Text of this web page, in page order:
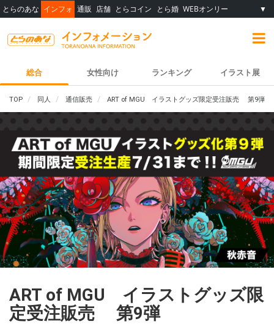
とらのあな インフォ 通販 店舗 とらコイン とら婚 WEBオンリー ▼
総合 女性向け ランキング イラスト展
TOP 同人 通信販売 ART of MGU イラストグッズ限定受注販売 第9弾
ART of MGU イラストグッズ限
定受注販売 第9弾